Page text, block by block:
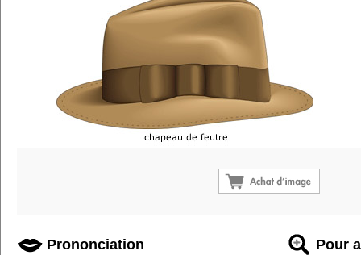
Prononciation Pour